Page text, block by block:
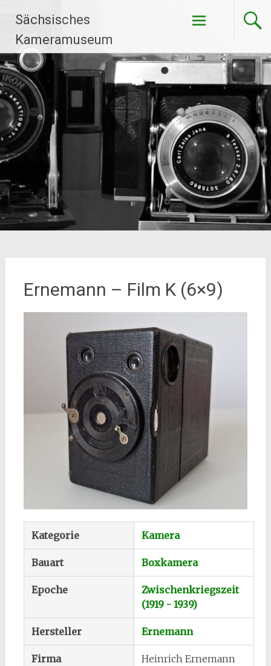
Inhalt
springen
Sächsisches
Kameramuseum
Ernemann – Film K (6×9)
Kategorie Kamera
Bauart Boxkamera
Epoche
Zwischenkriegszeit
(1919 - 1939)
Hersteller Ernemann
Firma
Heinrich Ernemann